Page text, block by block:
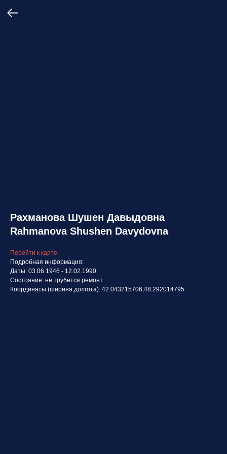
Рахманова Шушен Давыдовна
Rahmanova Shushen Davydovna
Перейти к карте
Подробная информация:
Даты: 03.06.1946 - 12.02.1990
Состояние: не трубется ремонт
Координаты (ширина,долгота): 42.043215706,48.292014795